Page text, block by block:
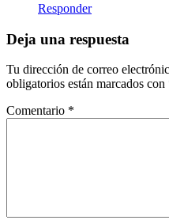
Responder
Deja una respuesta
Tu dirección de correo
obligatorios están marcados con
Comentario *